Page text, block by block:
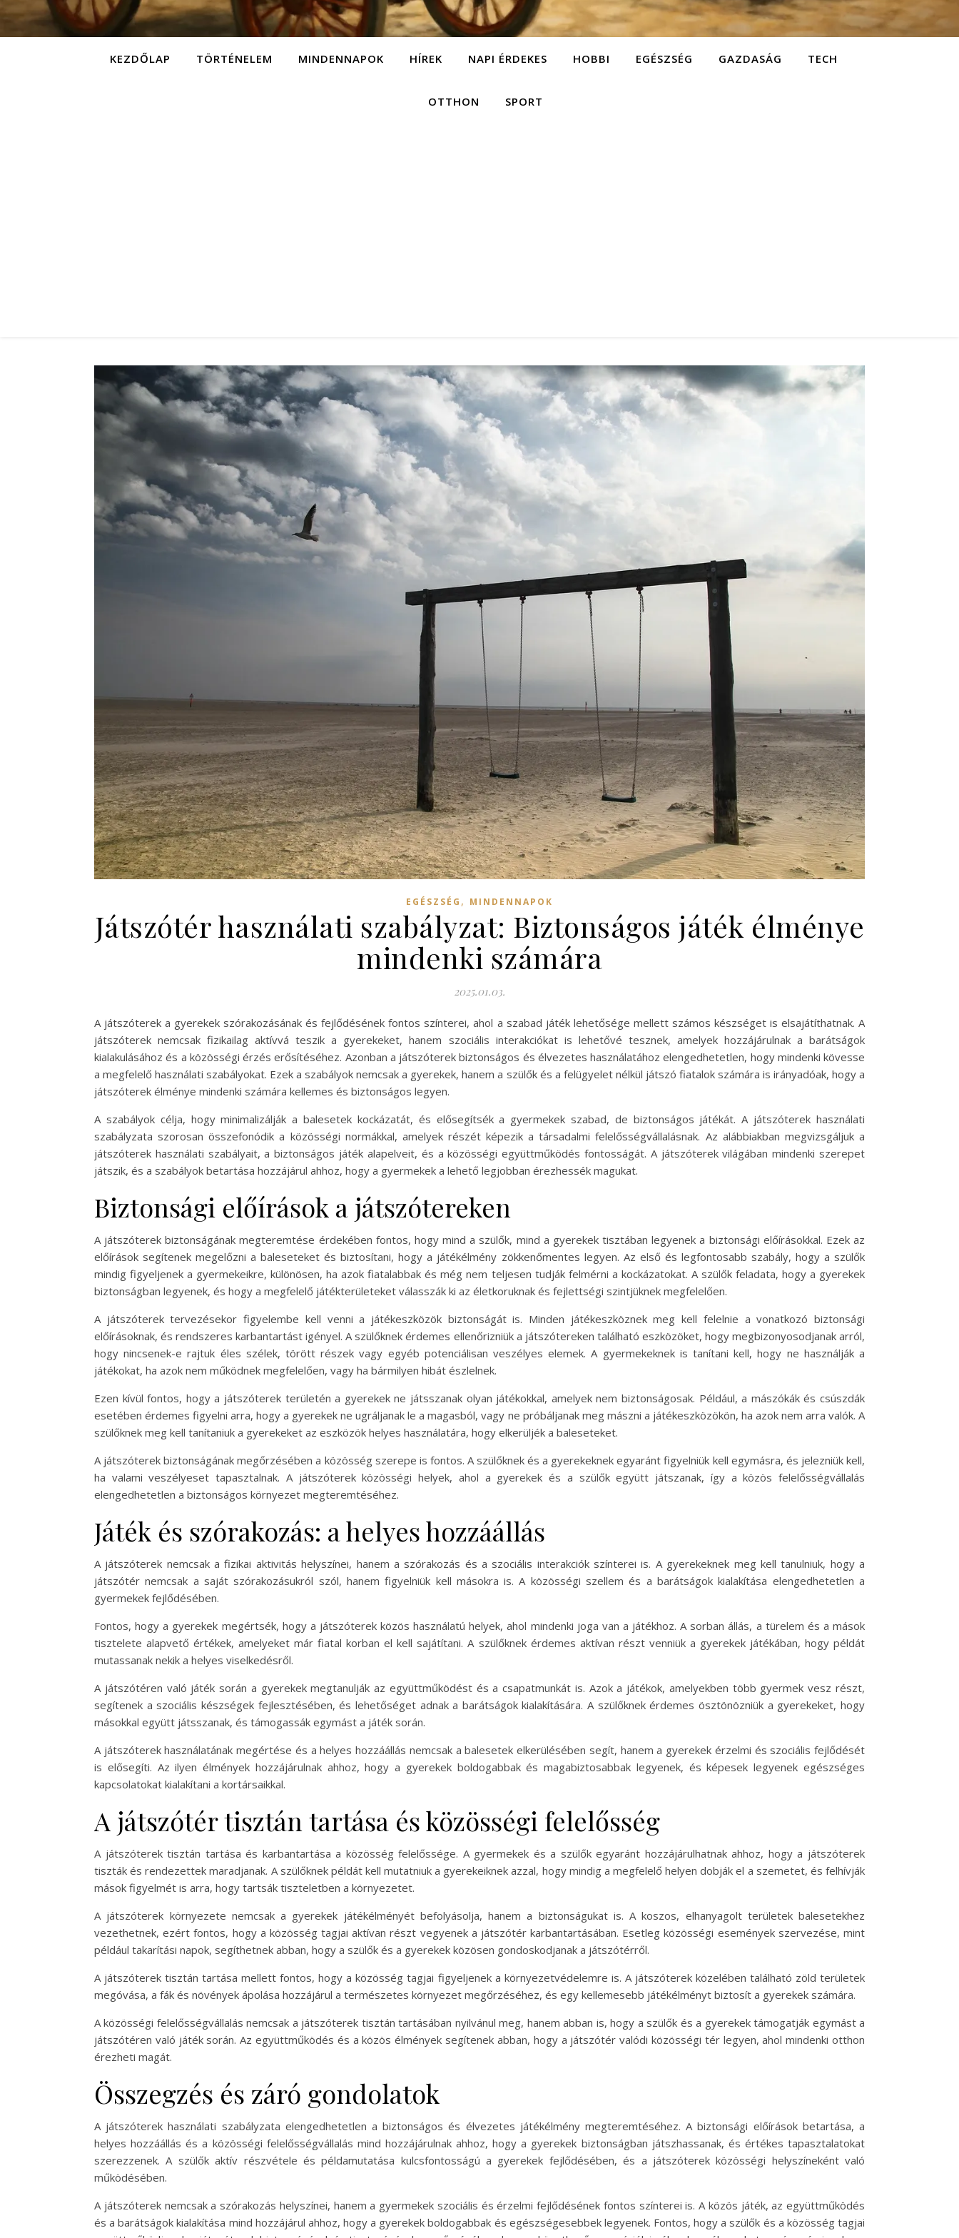
KEZDŐLAP TÖRTÉNELEM MINDENNAPOK HÍREK NAPI ÉRDEKES HOBBI EGÉSZSÉG GAZDASÁG TECH
OTTHON SPORT
EGÉSZSÉG , MINDENNAPOK
Játszótér használati szabályzat: Biztonságos játék élménye
mindenki számára
2025.01.03.
A játszóterek a gyerekek szórakozásának és fejlődésének fontos színterei, ahol a szabad játék lehetősége mellett számos készséget is elsajátíthatnak. A
játszóterek nemcsak fizikailag aktívvá teszik a gyerekeket, hanem szociális interakciókat is lehetővé tesznek, amelyek hozzájárulnak a barátságok
kialakulásához és a közösségi érzés erősítéséhez. Azonban a játszóterek biztonságos és élvezetes használatához elengedhetetlen, hogy mindenki kövesse
a megfelelő használati szabályokat. Ezek a szabályok nemcsak a gyerekek, hanem a szülők és a felügyelet nélkül játszó fiatalok számára is irányadóak, hogy a
játszóterek élménye mindenki számára kellemes és biztonságos legyen.
A szabályok célja, hogy minimalizálják a balesetek kockázatát, és elősegítsék a gyermekek szabad, de biztonságos játékát. A játszóterek használati
szabályzata szorosan összefonódik a közösségi normákkal, amelyek részét képezik a társadalmi felelősségvállalásnak. Az alábbiakban megvizsgáljuk a
játszóterek használati szabályait, a biztonságos játék alapelveit, és a közösségi együttműködés fontosságát. A játszóterek világában mindenki szerepet
játszik, és a szabályok betartása hozzájárul ahhoz, hogy a gyermekek a lehető legjobban érezhessék magukat.
Biztonsági előírások a játszótereken
A játszóterek biztonságának megteremtése érdekében fontos, hogy mind a szülők, mind a gyerekek tisztában legyenek a biztonsági előírásokkal. Ezek az
előírások segítenek megelőzni a baleseteket és biztosítani, hogy a játékélmény zökkenőmentes legyen. Az első és legfontosabb szabály, hogy a szülők
mindig figyeljenek a gyermekeikre, különösen, ha azok fiatalabbak és még nem teljesen tudják felmérni a kockázatokat. A szülők feladata, hogy a gyerekek
biztonságban legyenek, és hogy a megfelelő játékterületeket válasszák ki az életkoruknak és fejlettségi szintjüknek megfelelően.
A játszóterek tervezésekor figyelembe kell venni a játékeszközök biztonságát is. Minden játékeszköznek meg kell felelnie a vonatkozó biztonsági
előírásoknak, és rendszeres karbantartást igényel. A szülőknek érdemes ellenőrizniük a játszótereken található eszközöket, hogy megbizonyosodjanak arról,
hogy nincsenek-e rajtuk éles szélek, törött részek vagy egyéb potenciálisan veszélyes elemek. A gyermekeknek is tanítani kell, hogy ne használják a
játékokat, ha azok nem működnek megfelelően, vagy ha bármilyen hibát észlelnek.
Ezen kívül fontos, hogy a játszóterek területén a gyerekek ne játsszanak olyan játékokkal, amelyek nem biztonságosak. Például, a mászókák és csúszdák
esetében érdemes figyelni arra, hogy a gyerekek ne ugráljanak le a magasból, vagy ne próbáljanak meg mászni a játékeszközökön, ha azok nem arra valók. A
szülőknek meg kell tanítaniuk a gyerekeket az eszközök helyes használatára, hogy elkerüljék a baleseteket.
A játszóterek biztonságának megőrzésében a közösség szerepe is fontos. A szülőknek és a gyerekeknek egyaránt figyelniük kell egymásra, és jelezniük kell,
ha valami veszélyeset tapasztalnak. A játszóterek közösségi helyek, ahol a gyerekek és a szülők együtt játszanak, így a közös felelősségvállalás
elengedhetetlen a biztonságos környezet megteremtéséhez.
Játék és szórakozás: a helyes hozzáállás
A játszóterek nemcsak a fizikai aktivitás helyszínei, hanem a szórakozás és a szociális interakciók színterei is. A gyerekeknek meg kell tanulniuk, hogy a
játszótér nemcsak a saját szórakozásukról szól, hanem figyelniük kell másokra is. A közösségi szellem és a barátságok kialakítása elengedhetetlen a
gyermekek fejlődésében.
Fontos, hogy a gyerekek megértsék, hogy a játszóterek közös használatú helyek, ahol mindenki joga van a játékhoz. A sorban állás, a türelem és a mások
tisztelete alapvető értékek, amelyeket már fiatal korban el kell sajátítani. A szülőknek érdemes aktívan részt venniük a gyerekek játékában, hogy példát
mutassanak nekik a helyes viselkedésről.
A játszótéren való játék során a gyerekek megtanulják az együttműködést és a csapatmunkát is. Azok a játékok, amelyekben több gyermek vesz részt,
segítenek a szociális készségek fejlesztésében, és lehetőséget adnak a barátságok kialakítására. A szülőknek érdemes ösztönözniük a gyerekeket, hogy
másokkal együtt játsszanak, és támogassák egymást a játék során.
A játszóterek használatának megértése és a helyes hozzáállás nemcsak a balesetek elkerülésében segít, hanem a gyerekek érzelmi és szociális fejlődését
is elősegíti. Az ilyen élmények hozzájárulnak ahhoz, hogy a gyerekek boldogabbak és magabiztosabbak legyenek, és képesek legyenek egészséges
kapcsolatokat kialakítani a kortársaikkal.
A játszótér tisztán tartása és közösségi felelősség
A játszóterek tisztán tartása és karbantartása a közösség felelőssége. A gyermekek és a szülők egyaránt hozzájárulhatnak ahhoz, hogy a játszóterek
tiszták és rendezettek maradjanak. A szülőknek példát kell mutatniuk a gyerekeiknek azzal, hogy mindig a megfelelő helyen dobják el a szemetet, és felhívják
mások figyelmét is arra, hogy tartsák tiszteletben a környezetet.
A játszóterek környezete nemcsak a gyerekek játékélményét befolyásolja, hanem a biztonságukat is. A koszos, elhanyagolt területek balesetekhez
vezethetnek, ezért fontos, hogy a közösség tagjai aktívan részt vegyenek a játszótér karbantartásában. Esetleg közösségi események szervezése, mint
például takarítási napok, segíthetnek abban, hogy a szülők és a gyerekek közösen gondoskodjanak a játszótérről.
A játszóterek tisztán tartása mellett fontos, hogy a közösség tagjai figyeljenek a környezetvédelemre is. A játszóterek közelében található zöld területek
megóvása, a fák és növények ápolása hozzájárul a természetes környezet megőrzéséhez, és egy kellemesebb játékélményt biztosít a gyerekek számára.
A közösségi felelősségvállalás nemcsak a játszóterek tisztán tartásában nyilvánul meg, hanem abban is, hogy a szülők és a gyerekek támogatják egymást a
játszótéren való játék során. Az együttműködés és a közös élmények segítenek abban, hogy a játszótér valódi közösségi tér legyen, ahol mindenki otthon
érezheti magát.
Összegzés és záró gondolatok
A játszóterek használati szabályzata elengedhetetlen a biztonságos és élvezetes játékélmény megteremtéséhez. A biztonsági előírások betartása, a
helyes hozzáállás és a közösségi felelősségvállalás mind hozzájárulnak ahhoz, hogy a gyerekek biztonságban játszhassanak, és értékes tapasztalatokat
szerezzenek. A szülők aktív részvétele és példamutatása kulcsfontosságú a gyerekek fejlődésében, és a játszóterek közösségi helyszíneként való
működésében.
A játszóterek nemcsak a szórakozás helyszínei, hanem a gyermekek szociális és érzelmi fejlődésének fontos színterei is. A közös játék, az együttműködés
és a barátságok kialakítása mind hozzájárul ahhoz, hogy a gyerekek boldogabbak és egészségesebbek legyenek. Fontos, hogy a szülők és a közösség tagjai